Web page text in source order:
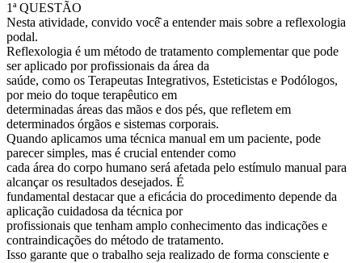
1ª QUESTÃO
Nesta atividade, convido você̂ a entender mais sobre a reflexologia
podal.
Reflexologia é um método de tratamento complementar que pode
ser aplicado por profissionais da área da
saúde, como os Terapeutas Integrativos, Esteticistas e Podólogos,
por meio do toque terapêutico em
determinadas áreas das mãos e dos pés, que refletem em
determinados órgãos e sistemas corporais.
Quando aplicamos uma técnica manual em um paciente, pode
parecer simples, mas é crucial entender como
cada área do corpo humano será afetada pelo estímulo manual para
alcançar os resultados desejados. É
fundamental destacar que a eficácia do procedimento depende da
aplicação cuidadosa da técnica por
profissionais que tenham amplo conhecimento das indicações e
contraindicações do método de tratamento.
Isso garante que o trabalho seja realizado de forma consciente e